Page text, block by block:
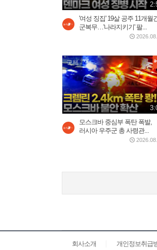
'여성 징집' 19살 공주 11개월
군복무…'나라지키기' 팔...
국제
모스크바 중심부 폭탄 폭발,
러시아 우주군 총 사령관...
회사소개 개인정보취급